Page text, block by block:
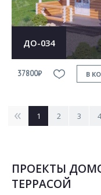
ДО-034
37800₽ В
< 1 2 3 4
ПРОЕКТЫ
ТЕРРАСОЙ